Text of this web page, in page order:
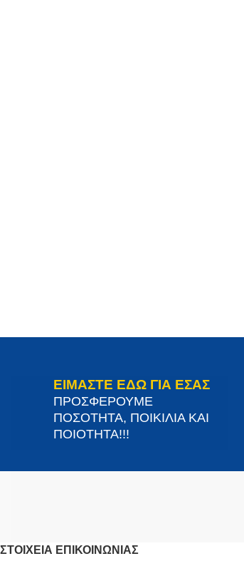
ΕΙΜΑΣΤΕ ΕΔΩ ΓΙΑ ΕΣΑΣ
ΠΡΟΣΦΕΡΟΥΜΕ
ΠΟΣΟΤΗΤΑ, ΠΟΙΚΙΛΙΑ ΚΑΙ
ΠΟΙΟΤΗΤΑ!!!
ΣΤΟΙΧΕΊΑ ΕΠΙΚΟΙΝΩΝΊΑΣ